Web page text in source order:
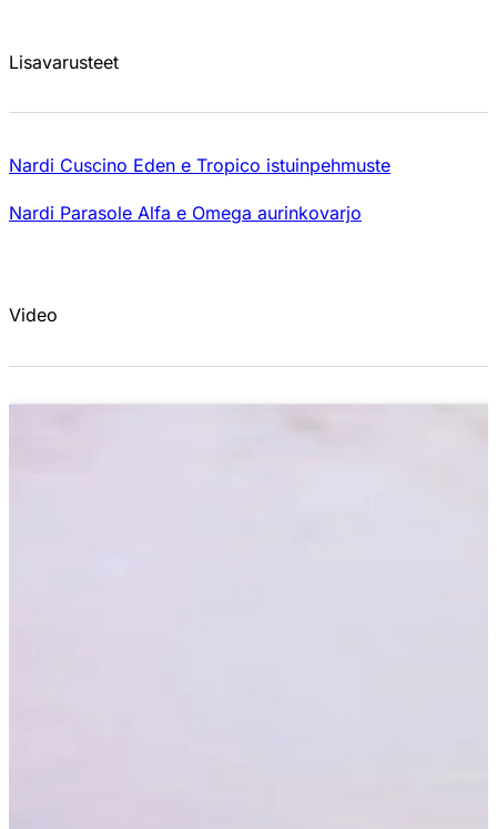
Lisavarusteet
Nardi Cuscino Eden e Tropico istuinpehmuste
Nardi Parasole Alfa e Omega aurinkovarjo
Video